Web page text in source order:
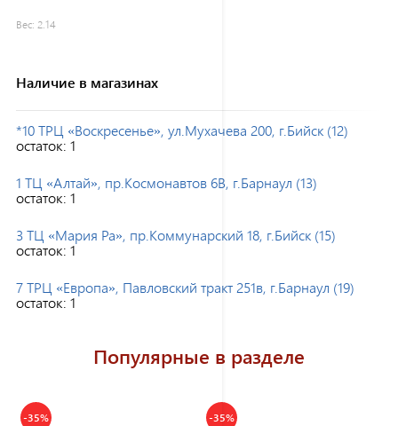
Вес: 2.14
Наличие в магазинах
*10 ТРЦ «Воскресенье», ул.Мухачева 200, г.Бийск (12)
остаток: 1
1 ТЦ «Алтай», пр.Космонавтов 6В, г.Барнаул (13)
остаток: 1
3 ТЦ «Мария Ра», пр.Коммунарский 18, г.Бийск (15)
остаток: 1
7 ТРЦ «Европа», Павловский тракт 251в, г.Барнаул (19)
остаток: 1
Популярные в разделе
-35% -35%